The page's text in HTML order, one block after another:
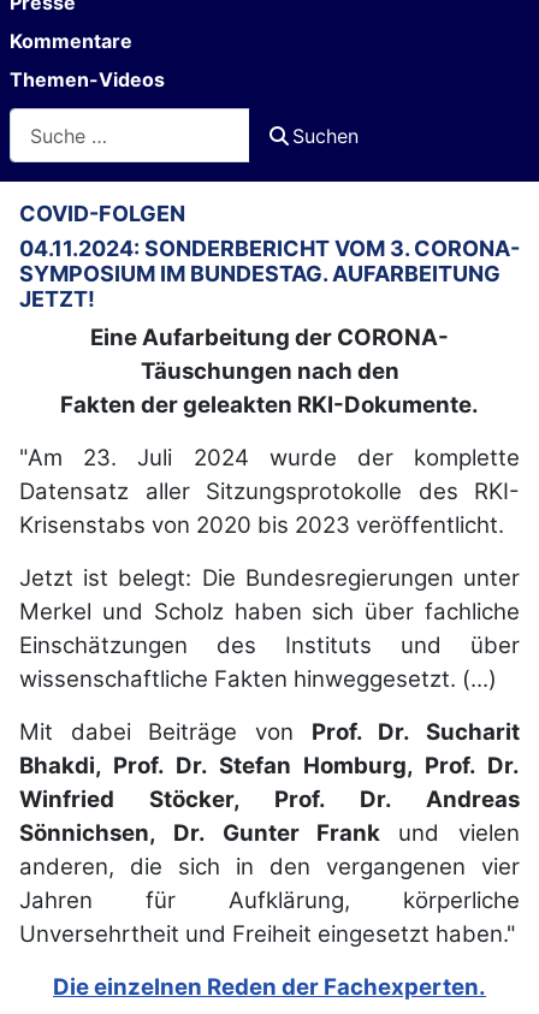
Kommentare
Themen-Videos
Suchen
COVID-FOLGEN
04.11.2024: SONDERBERICHT VOM 3. CORONA-
SYMPOSIUM IM BUNDESTAG. AUFARBEITUNG
JETZT!
Eine Aufarbeitung der CORONA-
Täuschungen nach den
Fakten der geleakten RKI-Dokumente.
"Am 23. Juli 2024 wurde der komplette
Datensatz aller Sitzungsprotokolle des RKI-
Krisenstabs von 2020 bis 2023 veröffentlicht.
Jetzt ist belegt: Die Bundesregierungen unter
Merkel und Scholz haben sich über fachliche
Einschätzungen des Instituts und über
wissenschaftliche Fakten hinweggesetzt. (...)
Mit dabei Beiträge von Prof. Dr. Sucharit
Bhakdi, Prof. Dr. Stefan Homburg, Prof. Dr.
Winfried Stöcker, Prof. Dr. Andreas
Sönnichsen, Dr. Gunter Frank und vielen
anderen, die sich in den vergangenen vier
Jahren für Aufklärung, körperliche
Unversehrtheit und Freiheit eingesetzt haben."
Die einzelnen Reden der Fachexperten.